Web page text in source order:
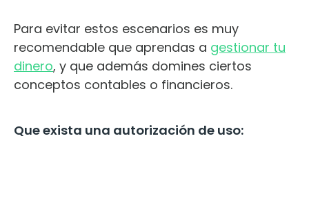
Para evitar estos escenarios es muy
recomendable que aprendas a gestionar tu
dinero, y que además domines ciertos
conceptos contables o financieros.
Que exista una autorización de uso: